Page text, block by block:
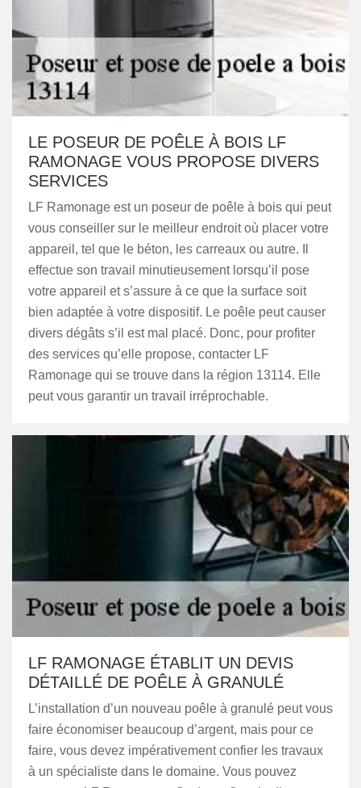
LE POSEUR DE POÊLE À BOIS LF
RAMONAGE VOUS PROPOSE DIVERS
SERVICES
LF Ramonage est un poseur de poêle à bois qui peut
vous conseiller sur le meilleur endroit où placer votre
appareil, tel que le béton, les carreaux ou autre. Il
effectue son travail minutieusement lorsqu’il pose
votre appareil et s’assure à ce que la surface soit
bien adaptée à votre dispositif. Le poêle peut causer
divers dégâts s’il est mal placé. Donc, pour profiter
des services qu’elle propose, contacter LF
Ramonage qui se trouve dans la région 13114. Elle
peut vous garantir un travail irréprochable.
LF RAMONAGE ÉTABLIT UN DEVIS
DÉTAILLÉ DE POÊLE À GRANULÉ
L’installation d’un nouveau poêle à granulé peut vous
faire économiser beaucoup d’argent, mais pour ce
faire, vous devez impérativement confier les travaux
à un spécialiste dans le domaine. Vous pouvez